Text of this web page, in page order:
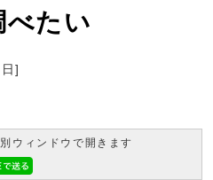
べたい
]
ウィンドウで開きます